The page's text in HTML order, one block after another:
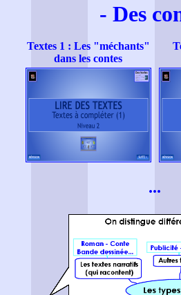
- Des
Textes 1 : Les "méchants"
dans les contes
...